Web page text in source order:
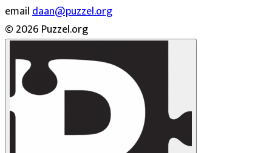
emaildaan@puzzel.org
© 2026 Puzzel.org